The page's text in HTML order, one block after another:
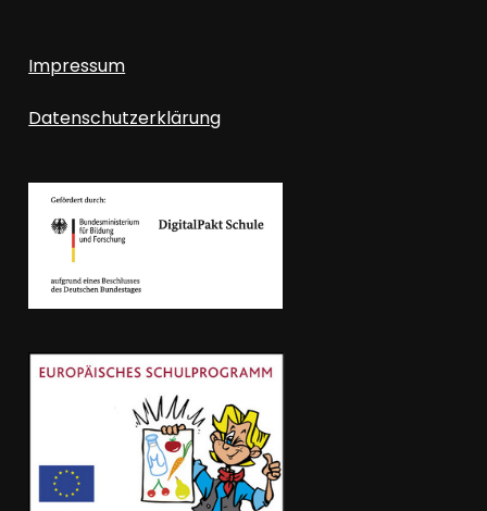
Impressum
Datenschutzerklärung